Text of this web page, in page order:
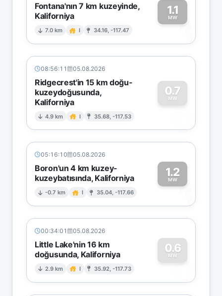
Fontana'nın 7 km kuzeyinde,
Kaliforniya
7.0 km I 34.16, -117.47
1.1
MW1
08:56:11 05.08.2026
Ridgecrest'in 15 km doğu-
kuzeydoğusunda,
Kaliforniya
4.9 km I 35.68, -117.53
0.7
MW
0
05:16:10 05.08.2026
Boron'un 4 km kuzey-
kuzeybatısında, Kaliforniya
-0.7 km I 35.04, -117.66
1.2
MW1
00:34:01 05.08.2026
Little Lake'nin 16 km
doğusunda, Kaliforniya
2.9 km I 35.92, -117.73
0.6
MW
0